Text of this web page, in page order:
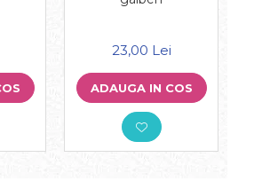
23,00 Lei
ADAUGA IN COS